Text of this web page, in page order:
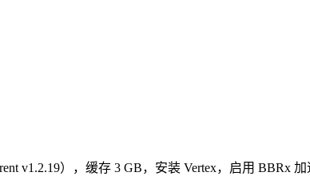
v1.2.19），缓存 3 GB，安装 Vertex，启用 BBRx 加